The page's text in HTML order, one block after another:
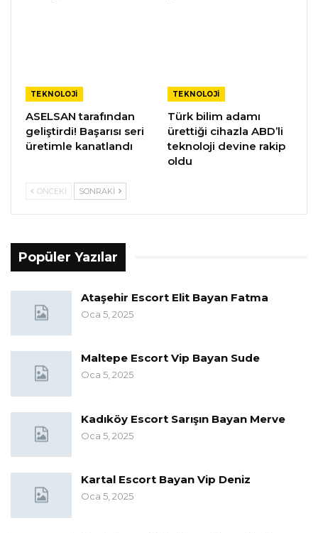
TEKNOLOJI
ASELSAN tarafından
geliştirdi! Başarısı seri
üretimle kanatlandı
TEKNOLOJI
Türk bilim adamı
ürettiği cihazla ABD’li
teknoloji devine rakip
oldu
ÖNCEKI SONRAKI
Popüler Yazılar
Ataşehir Escort Elit Bayan Fatma
Oca 5, 2025
Maltepe Escort Vip Bayan Sude
Oca 5, 2025
Kadıköy Escort Sarışın Bayan Merve
Oca 5, 2025
Kartal Escort Bayan Vip Deniz
Oca 5, 2025